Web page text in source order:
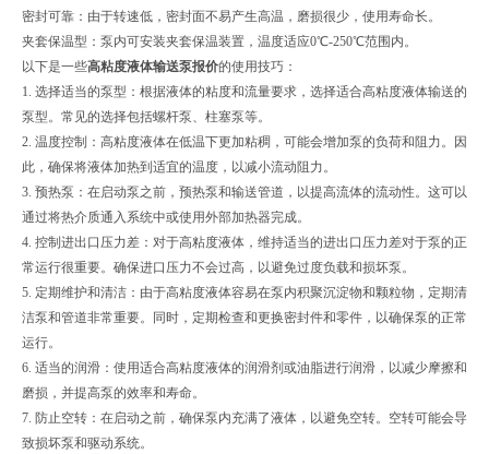
密封可靠：由于转速低，密封面不易产生高温，磨损很少，使用寿命长。
夹套保温型：泵内可安装夹套保温装置，温度适应0℃-250℃范围内。
以下是一些高粘度液体输送泵报价的使用技巧：
1. 选择适当的泵型：根据液体的粘度和流量要求，选择适合高粘度液体输送的
泵型。常见的选择包括螺杆泵、柱塞泵等。
2. 温度控制：高粘度液体在低温下更加粘稠，可能会增加泵的负荷和阻力。因
此，确保将液体加热到适宜的温度，以减小流动阻力。
3. 预热泵：在启动泵之前，预热泵和输送管道，以提高流体的流动性。这可以
通过将热介质通入系统中或使用外部加热器完成。
4. 控制进出口压力差：对于高粘度液体，维持适当的进出口压力差对于泵的正
常运行很重要。确保进口压力不会过高，以避免过度负载和损坏泵。
5. 定期维护和清洁：由于高粘度液体容易在泵内积聚沉淀物和颗粒物，定期清
洁泵和管道非常重要。同时，定期检查和更换密封件和零件，以确保泵的正常
运行。
6. 适当的润滑：使用适合高粘度液体的润滑剂或油脂进行润滑，以减少摩擦和
磨损，并提高泵的效率和寿命。
7. 防止空转：在启动之前，确保泵内充满了液体，以避免空转。空转可能会导
致损坏泵和驱动系统。